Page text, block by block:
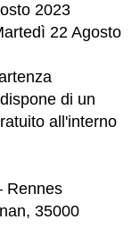
2023
22 Agosto
di un
all'interno
Rennes
35000